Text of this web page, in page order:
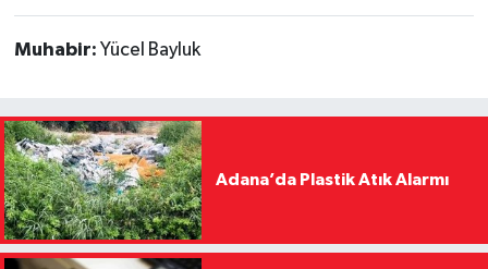
Muhabir: Yücel Bayluk
Adana’da Plastik Atık Alarmı